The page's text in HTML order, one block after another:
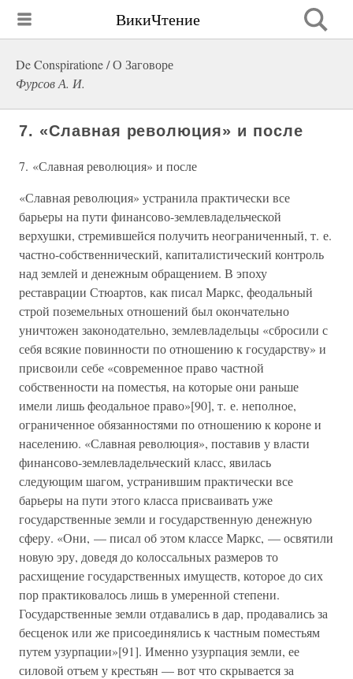
ВикиЧтение
De Conspiratione / О Заговоре
Фурсов А. И.
7. «Славная революция» и после
7. «Славная революция» и после
«Славная революция» устранила практически все
барьеры на пути финансово-землевладельческой
верхушки, стремившейся получить неограниченный, т. е.
частно-собственнический, капиталистический контроль
над землей и денежным обращением. В эпоху
реставрации Стюартов, как писал Маркс, феодальный
строй поземельных отношений был окончательно
уничтожен законодательно, землевладельцы «сбросили с
себя всякие повинности по отношению к государству» и
присвоили себе «современное право частной
собственности на поместья, на которые они раньше
имели лишь феодальное право»[90], т. е. неполное,
ограниченное обязанностями по отношению к короне и
населению. «Славная революция», поставив у власти
финансово-землевладельческий класс, явилась
следующим шагом, устранившим практически все
барьеры на пути этого класса присваивать уже
государственные земли и государственную денежную
сферу. «Они, — писал об этом классе Маркс, — освятили
новую эру, доведя до колоссальных размеров то
расхищение государственных имуществ, которое до сих
пор практиковалось лишь в умеренной степени.
Государственные земли отдавались в дар, продавались за
бесценок или же присоединялись к частным поместьям
путем узурпации»[91]. Именно узурпация земли, ее
силовой отъем у крестьян — вот что скрывается за